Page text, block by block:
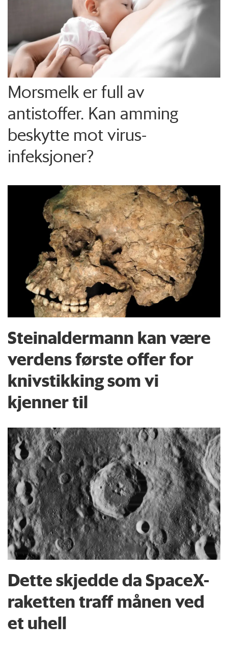
Morsmelk er full av
antistoffer. Kan amming
beskytte mot virus-
infeksjoner?
Steinaldermann kan være
verdens første offer for
knivstikking som vi
kjenner til
Dette skjedde da SpaceX-
raketten traff månen ved
et uhell